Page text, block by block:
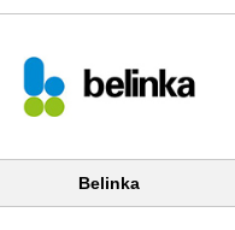
Belinka